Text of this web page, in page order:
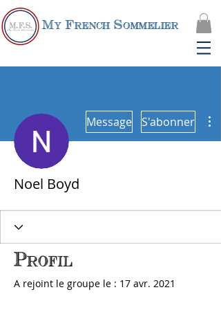
My French Sommelier
Message S'abonner
Noel Boyd
Profil
A rejoint le groupe le : 17 avr. 2021